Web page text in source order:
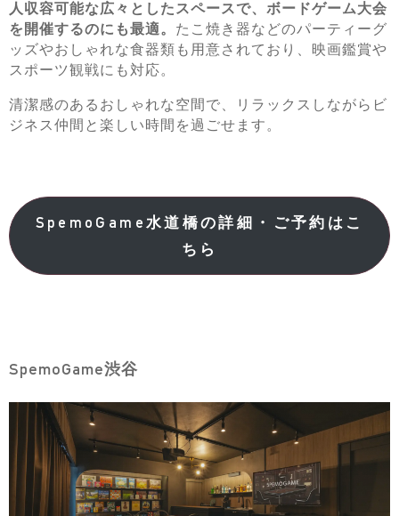
人収容可能な広々としたスペースで、ボードゲーム大会
を開催するのにも最適。 たこ焼き器などのパーティーグ
ッズやおしゃれな食器類も用意されており、映画鑑賞や
スポーツ観戦にも対応。
清潔感のあるおしゃれな空間で、リラックスしながらビ
ジネス仲間と楽しい時間を過ごせます。
SpemoGame水道橋の詳細・ご予約はこ
ちら
SpemoGame渋谷